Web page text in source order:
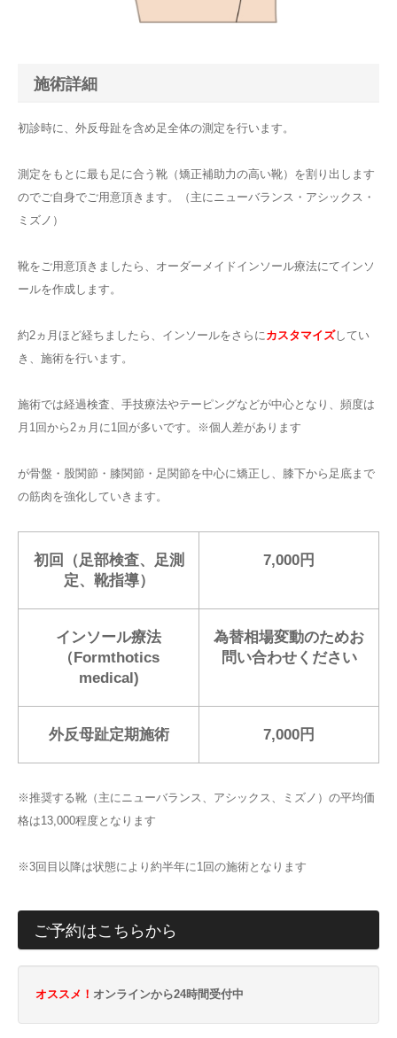
施術詳細
初診時に、外反母趾を含め足全体の測定を行います。
測定をもとに最も足に合う靴（矯正補助力の高い靴）を割り出します
のでご自身でご用意頂きます。（主にニューバランス・アシックス・
ミズノ）
靴をご用意頂きましたら、オーダーメイドインソール療法にてインソ
ールを作成します。
約2ヵ月ほど経ちましたら、インソールをさらにカスタマイズしてい
き、施術を行います。
施術では経過検査、手技療法やテーピングなどが中心となり、頻度は
月1回から2ヵ月に1回が多いです。※個人差があります
が骨盤・股関節・膝関節・足関節を中心に矯正し、膝下から足底まで
の筋肉を強化していきます。
初回（足部検査、足測
定、靴指導）
7,000円
インソール療法
（Formthotics
medical)
為替相場変動のためお
問い合わせください
外反母趾定期施術 7,000円
※推奨する靴（主にニューバランス、アシックス、ミズノ）の平均価
格は13,000程度となります
※3回目以降は状態により約半年に1回の施術となります
ご予約はこちらから
オススメ！ オンラインから24時間受付中